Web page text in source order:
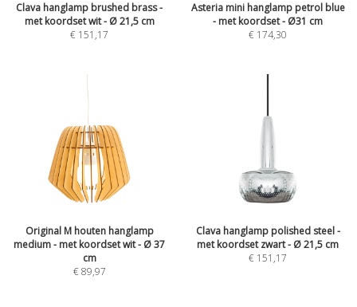
Clava hanglamp brushed brass -
met koordset wit - Ø 21,5 cm
€ 151,17
Asteria mini hanglamp petrol blue
- met koordset - Ø31 cm
€ 174,30
Original M houten hanglamp
medium - met koordset wit - Ø 37
cm
€89,97
Clava hanglamp polished steel -
met koordset zwart - Ø 21,5 cm
€ 151,17